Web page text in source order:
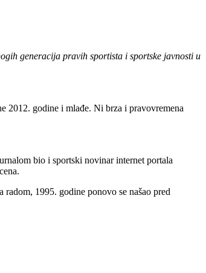
generacija pravih sportista i sportske javnosti u
2012. godine i mlađe. Ni brza i pravovremena
bio i sportski novinar internet portala
1995. godine ponovo se našao pred